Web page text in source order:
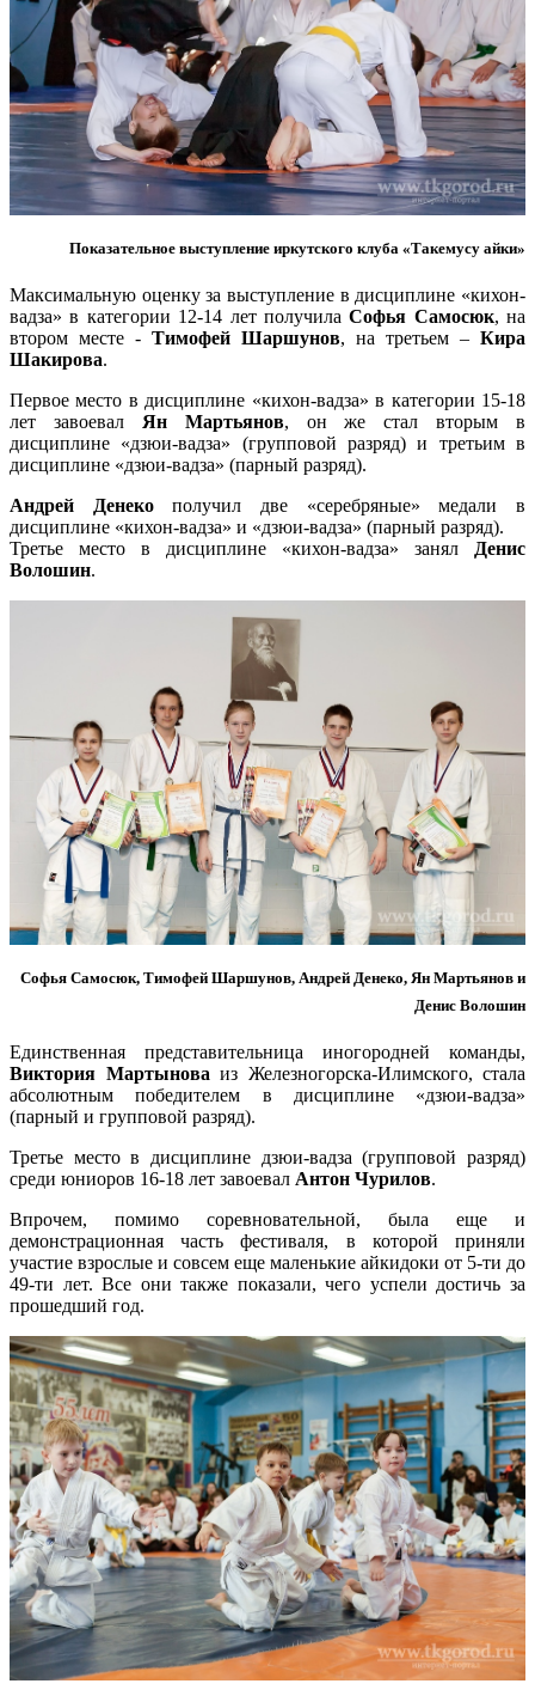
Показательное выступление иркутского клуба «Такемусу айки»
Максимальную оценку за выступление в дисциплине «кихон-
вадза» в категории 12-14 лет получилаСофья Самосюк, на
втором месте - Тимофей Шаршунов, на третьем – Кира
Шакирова.
Первое место в дисциплине «кихон-вадза» в категории 15-18
лет завоевал Ян Мартьянов, он же стал вторым в
дисциплине «дзюи-вадза» (групповой разряд) и третьим в
дисциплине «дзюи-вадза» (парный разряд).
Андрей Денекополучил две «серебряные» медали в
дисциплине «кихон-вадза» и «дзюи-вадза» (парный разряд).
Третье место в дисциплине «кихон-вадза» занял
Денис
Волошин.
Софья Самосюк, Тимофей Шаршунов, Андрей Денеко, Ян Мартьянов и
Денис Волошин
Единственная представительница иногородней команды,
Виктория Мартынова из Железногорска-Илимского, стала
абсолютным победителем в дисциплине «дзюи-вадза»
(парный и групповой разряд).
Третье место в дисциплине дзюи-вадза (групповой разряд)
среди юниоров 16-18 лет завоевал Антон Чурилов.
Впрочем, помимо соревновательной, была еще и
демонстрационная часть фестиваля, в которой приняли
участие взрослые и совсем еще маленькие айкидоки от 5-ти до
49-ти лет. Все они также показали, чего успели достичь за
прошедший год.